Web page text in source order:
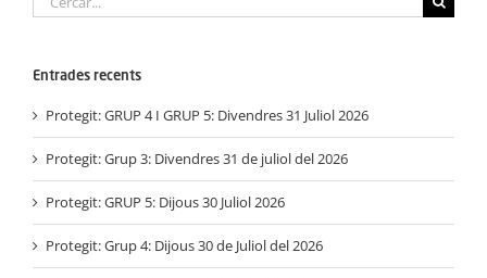
…
Entrades recents
Protegit: GRUP 4 I GRUP 5: Divendres 31 Juliol 2026
Protegit: Grup 3: Divendres 31 de juliol del 2026
Protegit: GRUP 5: Dijous 30 Juliol 2026
Protegit: Grup 4: Dijous 30 de Juliol del 2026